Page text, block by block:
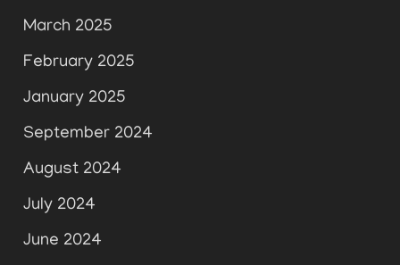
March 2025
February 2025
January 2025
September 2024
August 2024
July 2024
June 2024